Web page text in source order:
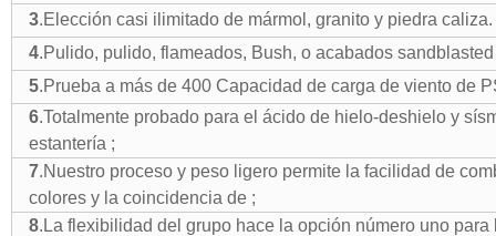
3.Elección casi ilimitado de mármol, granito y piedra caliza.
4.Pulido, pulido, flameados, Bush, o acabados
5.Prueba a más de 400 Capacidad de carga de viento de
6.Totalmente probado para el ácido de hielo-deshielo y
estantería ;
7.Nuestro proceso y peso ligero permite la facilidad de
colores y la coincidencia de ;
8.La flexibilidad del grupo hace la opción número uno para